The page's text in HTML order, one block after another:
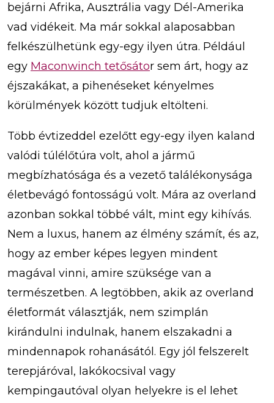
bejárni Afrika, Ausztrália vagy Dél-Amerika
vad vidékeit. Ma már sokkal alaposabban
felkészülhetünk egy-egy ilyen útra. Például
egy Maconwinch tetősátor sem árt, hogy az
éjszakákat, a pihenéseket kényelmes
körülmények között tudjuk eltölteni.
Több évtizeddel ezelőtt egy-egy ilyen kaland
valódi túlélőtúra volt, ahol a jármű
megbízhatósága és a vezető találékonysága
életbevágó fontosságú volt. Mára az overland
azonban sokkal többé vált, mint egy kihívás.
Nem a luxus, hanem az élmény számít, és az,
hogy az ember képes legyen mindent
magával vinni, amire szüksége van a
természetben. A legtöbben, akik az overland
életformát választják, nem szimplán
kirándulni indulnak, hanem elszakadni a
mindennapok rohanásától. Egy jól felszerelt
terepjáróval, lakókocsival vagy
kempingautóval olyan helyekre is el lehet